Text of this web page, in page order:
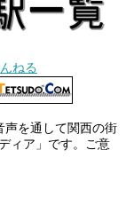
声を通して関西の街
ィア」です。ご意